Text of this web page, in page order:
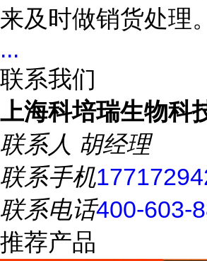
来及时做销货处理。
...
联系我们
上海科培瑞生物科
联系人 胡经理
联系手机
联系电话400-603-
推荐产品